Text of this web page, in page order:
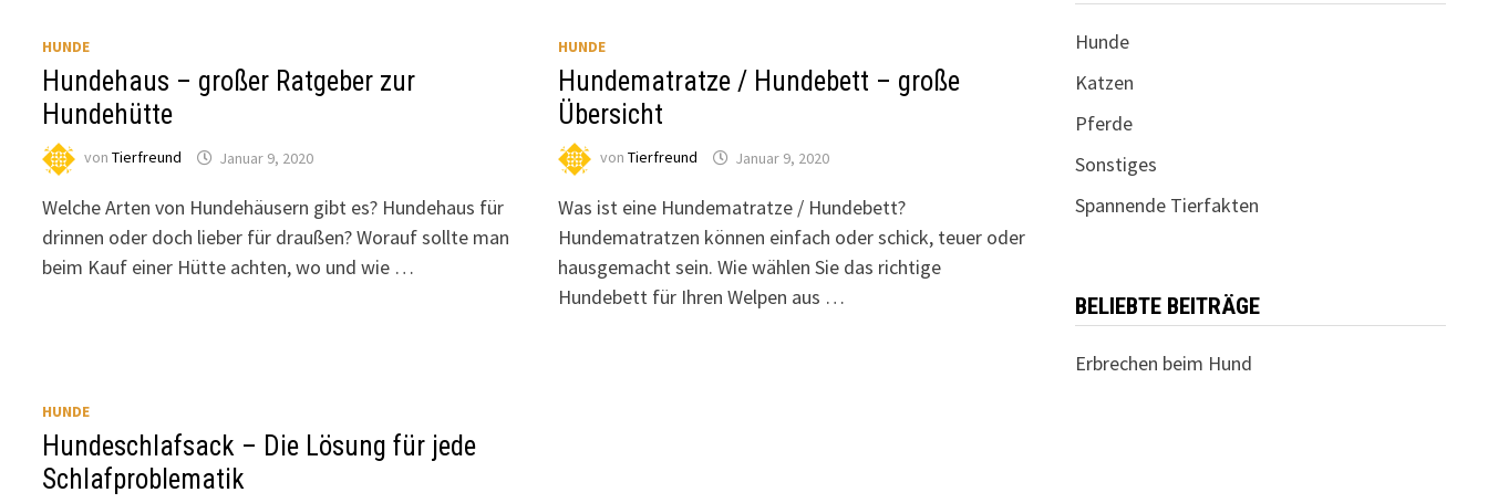
HUNDE
Hundehaus – großer Ratgeber zur
Hundehütte
vonTierfreund Januar 9, 2020
Welche Arten von Hundehäusern gibt es? Hundehaus für
drinnen oder doch lieber für draußen? Worauf sollte man
beim Kauf einer Hütte achten, wo und wie …
HUNDE
Hundematratze / Hundebett – große
Übersicht
von Tierfreund Januar 9, 2020
Was ist eine Hundematratze / Hundebett?
Hundematratzen können einfach oder schick, teuer oder
hausgemacht sein. Wie wählen Sie das richtige
Hundebett für Ihren Welpen aus …
HUNDE
Hundeschlafsack – Die Lösung für jede
Schlafproblematik
Hunde
Katzen
Pferde
Sonstiges
Spannende Tierfakten
BELIEBTE BEITRÄGE
Erbrechen beim Hund